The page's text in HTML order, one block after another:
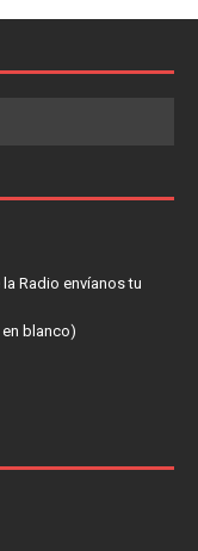
Radio envíanos tu
blanco)